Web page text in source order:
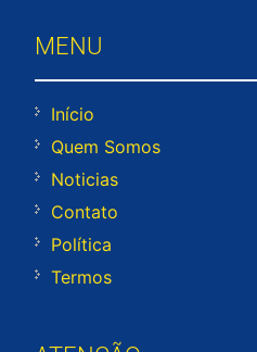
MENU
Início
Quem Somos
Noticias
Contato
Política
Termos